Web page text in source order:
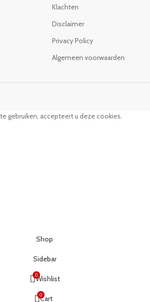
Klachten
Disclaimer
Privacy Policy
Algemeen voorwaarden
gebruiken, accepteert u deze cookies.
Shop
Sidebar
0Wishlist
0Cart